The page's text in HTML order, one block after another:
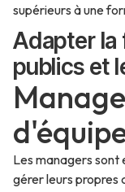
supérieurs à une
Adapter la
publics et
Les managers sont
gérer leurs propres